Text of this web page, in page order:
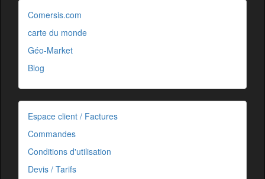
Comersis.com
carte du monde
Géo-Market
Blog
Espace client / Factures
Commandes
Conditions d'utilisation
Devis / Tarifs